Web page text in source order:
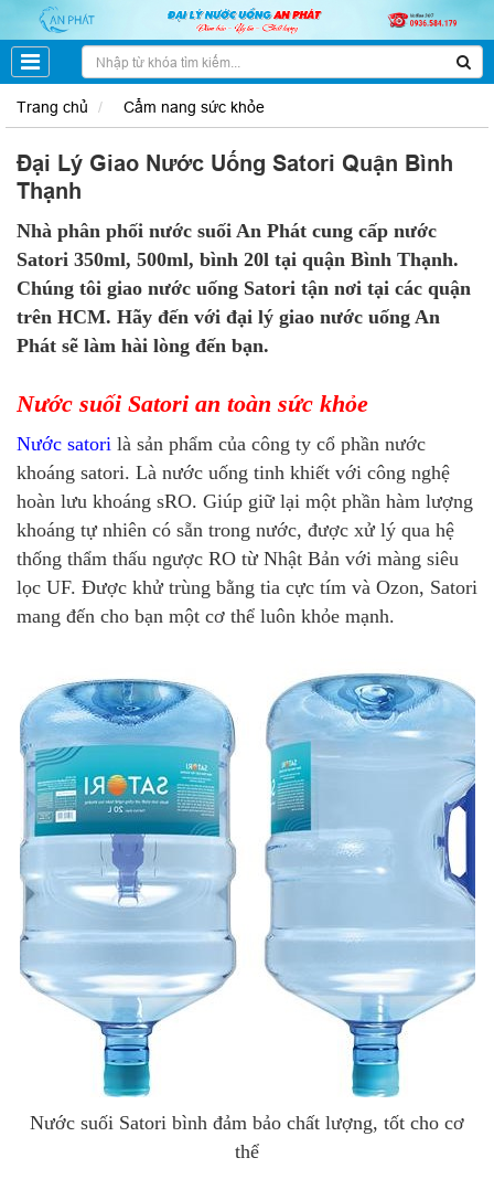
Trang chủ Cẩm nang sức khỏe
Đại Lý Giao Nước Uống Satori Quận Bình
Thạnh
Nhà phân phối nước suối An Phát cung cấp nước
Satori 350ml, 500ml, bình 20l tại quận Bình Thạnh.
Chúng tôi giao nước uống Satori tận nơi tại các quận
trên HCM. Hãy đến với đại lý giao nước uống An
Phát sẽ làm hài lòng đến bạn.
Nước suối Satori an toàn sức khỏe
Nước satori là sản phẩm của công ty cổ phần nước
khoáng satori. Là nước uống tinh khiết với công nghệ
hoàn lưu khoáng sRO. Giúp giữ lại một phần hàm lượng
khoáng tự nhiên có sẵn trong nước, được xử lý qua hệ
thống thẩm thấu ngược RO từ Nhật Bản với màng siêu
lọc UF. Được khử trùng bằng tia cực tím và Ozon, Satori
mang đến cho bạn một cơ thể luôn khỏe mạnh.
Nước suối Satori bình đảm bảo chất lượng, tốt cho cơ
thể